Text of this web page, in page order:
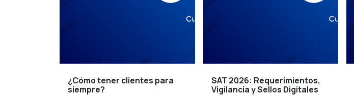
¿Cómo tener clientes para
siempre?
SAT 2026: Requerimientos,
Vigilancia y Sellos Digitales